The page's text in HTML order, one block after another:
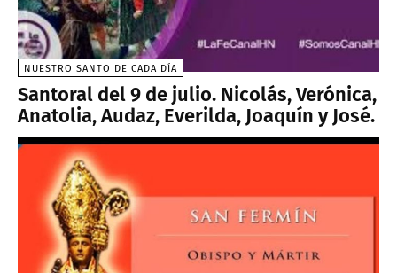
NUESTRO SANTO DE CADA DÍA
Santoral del 9 de julio. Nicolás, Verónica,
Anatolia, Audaz, Everilda, Joaquín y José.